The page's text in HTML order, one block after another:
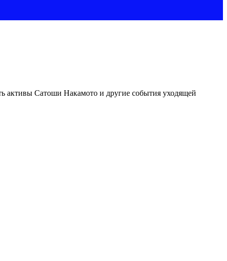
активы Сатоши Накамото и другие события уходящей